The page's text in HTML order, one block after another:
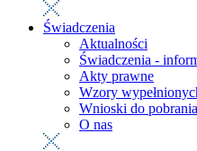
Świadczenia
Aktualności
Świadczenia -
Akty prawne
Wzory
Wnioski do pobrania
O nas